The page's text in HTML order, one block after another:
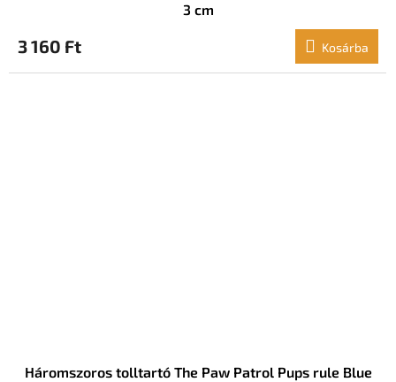
3 cm
3 160 Ft Kosárba
Háromszoros tolltartó The Paw Patrol Pups rule Blue